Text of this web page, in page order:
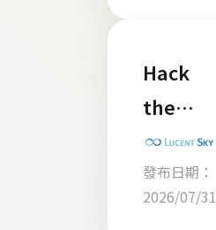
個重點
Hack
the
CRA：
如何用
有限預
發布日期：
2026/07/31